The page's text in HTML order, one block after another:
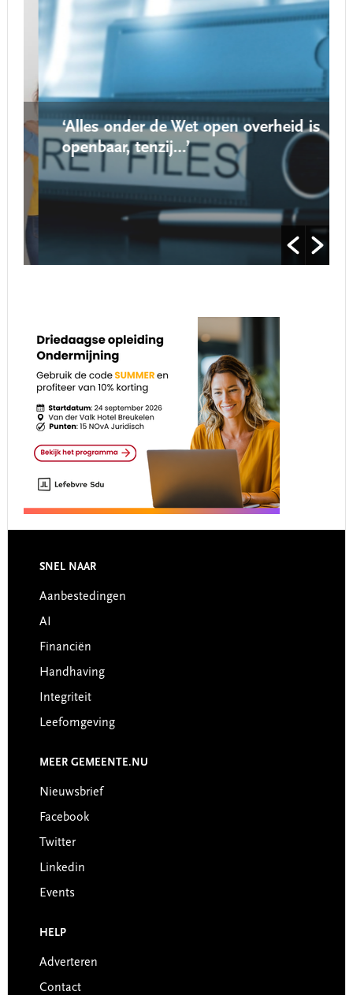
‘Alles onder de Wet open overheid is
openbaar, tenzij…’
Footer
SNEL NAAR
Aanbestedingen
AI
Financiën
Handhaving
Integriteit
Leefomgeving
MEER GEMEENTE.NU
Nieuwsbrief
Facebook
Twitter
Linkedin
Events
HELP
Adverteren
Contact